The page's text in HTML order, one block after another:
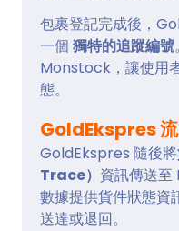
包裹登記完成後，
一個 獨特的追蹤編號
Monstock，讓使用
態。
GoldEkspres
GoldEkspres 隨後將
Trace） 資訊傳送
數據提供貨件狀態資
送達或退回。